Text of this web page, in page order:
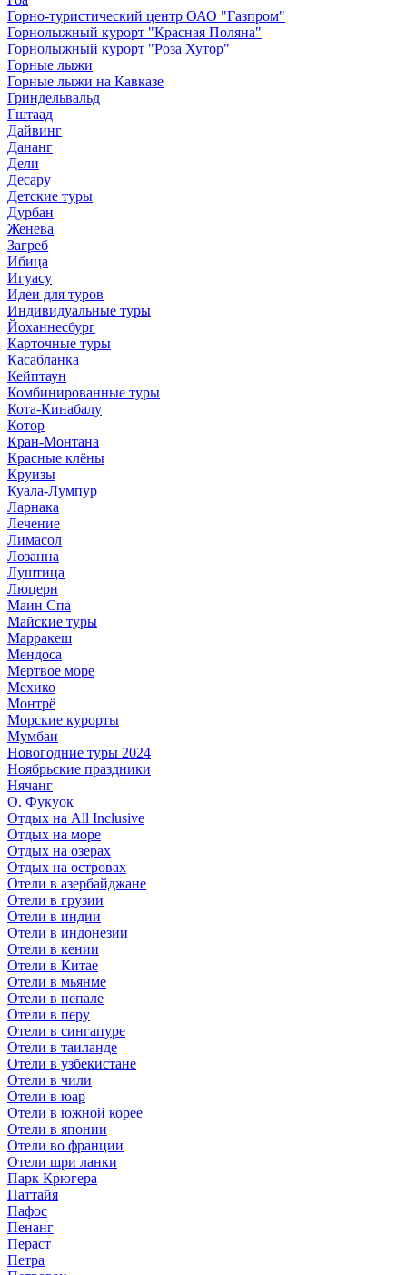
Горно-туристический центр ОАО "Газпром"
Горнолыжный курорт "Красная Поляна"
Горнолыжный курорт "Роза Хутор"
Горные лыжи
Горные лыжи на Кавказе
Гриндельвальд
Гштаад
Дайвинг
Дананг
Дели
Десару
Детские туры
Дурбан
Женева
Загреб
Ибица
Игуасу
Идеи для туров
Индивидуальные туры
Йоханнесбург
Карточные туры
Касабланка
Кейптаун
Комбинированные туры
Кота-Кинабалу
Котор
Кран-Монтана
Красные клёны
Круизы
Куала-Лумпур
Ларнака
Лечение
Лимасол
Лозанна
Луштица
Люцерн
Маин Спа
Майские туры
Марракеш
Мендоса
Мертвое море
Мехико
Монтрё
Морские курорты
Мумбаи
Новогодние туры 2024
Ноябрьские праздники
Нячанг
О. Фукуок
Отдых на All Inclusive
Отдых на море
Отдых на озерах
Отдых на островах
Отели в азербайджане
Отели в грузии
Отели в индии
Отели в индонезии
Отели в кении
Отели в Китае
Отели в мьянме
Отели в непале
Отели в перу
Отели в сингапуре
Отели в таиланде
Отели в узбекистане
Отели в чили
Отели в юар
Отели в южной корее
Отели в японии
Отели во франции
Отели шри ланки
Парк Крюгера
Паттайя
Пафос
Пенанг
Пераст
Петра